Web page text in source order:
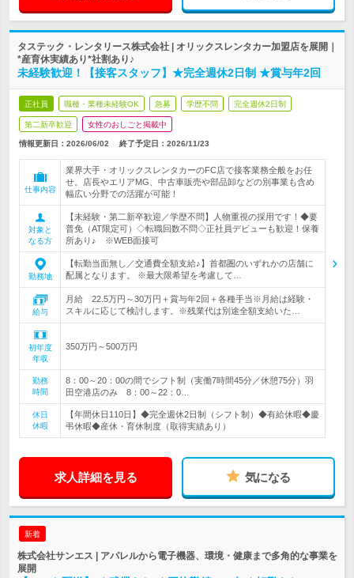
タステック・レンタリース株式会社 | オリックスレンタカー加盟店を展開｜
*産育休実績あり*社割あり♪
未経験歓迎！【接客スタッフ】★完全週休2日制 ★賞与年2回
正社員 職種・業種未経験OK 急募 学歴不問 完全週休2日制
第二新卒歓迎 女性のおしごと掲載中
情報更新日：2026/06/02 終了予定日： 2026/11/23
仕事内容
業界大手・オリックスレンタカーのFC店で接客業務全般をお任
せ。店長やエリアMG、中古車販売や部品卸などの別事業も含め
幅広い分野での活躍が可能！
対象と
なる方
【未経験・第二新卒歓迎／学歴不問】人物重視の採用です！◆要
普免（AT限定可）◇転職回数不問◇正社員デビューも歓迎！保養
所あり♪ ※WEB面接可
勤務地
【転勤当面無し／交通費全額支給♪】首都圏のいずれかの店舗に
配属となります。 ※最大限希望を考慮して…
給与
月給 22.5万円～30万円＋賞与年2回＋各種手当※月給は経験・
スキルに応じて検討します。※残業代は別途全額支給いた…
初年度
年収
350万円～500万円
勤務
時間
8：00～20：00の間でシフト制（実働7時間45分／休憩75分）羽
田空港店のみ 8：00～22：0…
休日
休暇
【年間休日110日】◆完全週休2日制（シフト制）◆有給休暇◆慶
弔休暇◆産休・育休制度（取得実績あり）
求人詳細を見る 気になる
新着
株式会社サンエス | アパレルから電子機器、環境・健康まで多角的な事業を
展開